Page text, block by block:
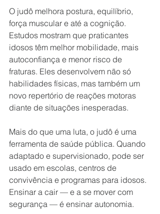
O judô melhora postura, equilíbrio,
força muscular e até a cognição.
Estudos mostram que praticantes
idosos têm melhor mobilidade, mais
autoconfiança e menor risco de
fraturas. Eles desenvolvem não só
habilidades físicas, mas também um
novo repertório de reações motoras
diante de situações inesperadas.
Mais do que uma luta, o judô é uma
ferramenta de saúde pública. Quando
adaptado e supervisionado, pode ser
usado em escolas, centros de
convivência e programas para idosos.
Ensinar a cair — e a se mover com
segurança — é ensinar autonomia.